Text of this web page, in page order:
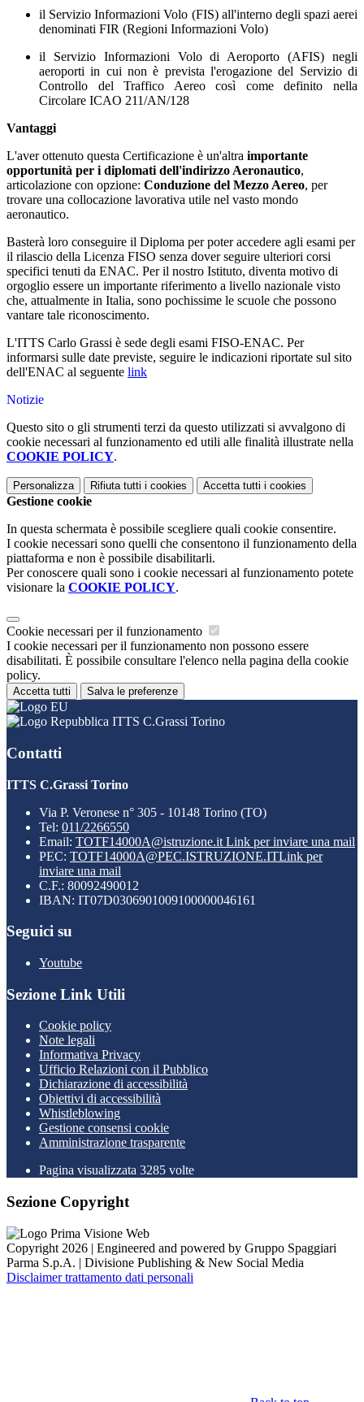
il Servizio Informazioni Volo (FIS) all'interno degli spazi aerei
denominati FIR (Regioni Informazioni Volo)
il Servizio Informazioni Volo di Aeroporto (AFIS) negli
aeroporti in cui non è prevista l'erogazione del Servizio di
Controllo del Traffico Aereo così come definito nella
Circolare ICAO 211/AN/128
Vantaggi
L'aver ottenuto questa Certificazione è un'altra importante
opportunità per i diplomati dell'indirizzo Aeronautico,
articolazione con opzione: Conduzione del Mezzo Aereo, per
trovare una collocazione lavorativa utile nel vasto mondo
aeronautico.
Basterà loro conseguire il Diploma per poter accedere agli esami per
il rilascio della Licenza FISO senza dover seguire ulteriori corsi
specifici tenuti da ENAC. Per il nostro Istituto, diventa motivo di
orgoglio essere un importante riferimento a livello nazionale visto
che, attualmente in Italia, sono pochissime le scuole che possono
vantare tale riconoscimento.
L'ITTS Carlo Grassi è sede degli esami FISO-ENAC. Per
informarsi sulle date previste, seguire le indicazioni riportate sul sito
dell'ENAC al seguente link
Notizie
Questo sito o gli strumenti terzi da questo utilizzati si avvalgono di
cookie necessari al funzionamento ed utili alle finalità illustrate nella
COOKIE POLICY.
Personalizza Rifiuta tutti i cookies Accetta tutti i cookies
Gestione cookie
In questa schermata è possibile scegliere quali cookie consentire.
I cookie necessari sono quelli che consentono il funzionamento della
piattaforma e non è possibile disabilitarli.
Per conoscere quali sono i cookie necessari al funzionamento potete
visionare la COOKIE POLICY.
Cookie necessari per il funzionamento
I cookie necessari per il funzionamento non possono essere
disabilitati. È possibile consultare l'elenco nella pagina della cookie
policy.
Accetta tutti Salva le preferenze
ITTS C.Grassi Torino
Contatti
ITTS C.Grassi Torino
Via P. Veronese n° 305 - 10148 Torino (TO)
Tel: 011/2266550
Email: TOTF14000A@istruzione.it Link per inviare una mail
PEC: TOTF14000A@PEC.ISTRUZIONE.ITLink per
inviare una mail
C.F.: 80092490012
IBAN: IT07D0306901009100000046161
Seguici su
Youtube
Sezione Link Utili
Cookie policy
Note legali
Informativa Privacy
Ufficio Relazioni con il Pubblico
Dichiarazione di accessibilità
Obiettivi di accessibilità
Whistleblowing
Gestione consensi cookie
Amministrazione trasparente
Pagina visualizzata 3285 volte
Sezione Copyright
Copyright 2026 | Engineered and powered by Gruppo Spaggiari
Parma S.p.A. | Divisione Publishing & New Social Media
Disclaimer trattamento dati personali